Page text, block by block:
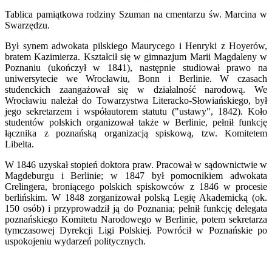
Tablica pamiątkowa rodziny Szuman na cmentarzu św. Marcina w
Swarzędzu.
Był synem adwokata pilskiego Maurycego i Henryki z Hoyerów,
bratem Kazimierza. Kształcił się w gimnazjum Marii Magdaleny w
Poznaniu (ukończył w 1841), następnie studiował prawo na
uniwersytecie we Wrocławiu, Bonn i Berlinie. W czasach
studenckich zaangażował się w działalność narodową. We
Wrocławiu należał do Towarzystwa Literacko-Słowiańskiego, był
jego sekretarzem i współautorem statutu ("ustawy", 1842). Koło
studentów polskich organizował także w Berlinie, pełnił funkcję
łącznika z poznańską organizacją spiskową, tzw. Komitetem
Libelta.
W 1846 uzyskał stopień doktora praw. Pracował w sądownictwie w
Magdeburgu i Berlinie; w 1847 był pomocnikiem adwokata
Crelingera, broniącego polskich spiskowców z 1846 w procesie
berlińskim. W 1848 zorganizował polską Legię Akademicką (ok.
150 osób) i przyprowadził ją do Poznania; pełnił funkcję delegata
poznańskiego Komitetu Narodowego w Berlinie, potem sekretarza
tymczasowej Dyrekcji Ligi Polskiej. Powrócił w Poznańskie po
uspokojeniu wydarzeń politycznych.